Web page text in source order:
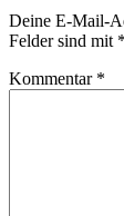
Deine E-Mail-
Felder sind mit *
Kommentar *